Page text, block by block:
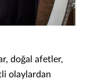
doğal afetler,
olaylardan